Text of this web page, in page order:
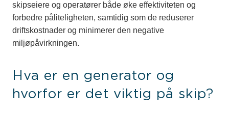
skipseiere og operatører både øke effektiviteten og
forbedre påliteligheten, samtidig som de reduserer
driftskostnader og minimerer den negative
miljøpåvirkningen.
Hva er en generator og
hvorfor er det viktig på skip?